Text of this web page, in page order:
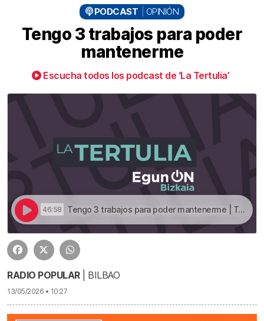
PODCAST OPINIÓN
Tengo 3 trabajos para poder
mantenerme
Escucha todos los podcast de ‘La Tertulia’
46:58 Tengo 3 trabajos para poder mantenerme | Tengo 3 trabajos para poder mantenerme
RADIO POPULAR| BILBAO
13/05/2026 • 10:27